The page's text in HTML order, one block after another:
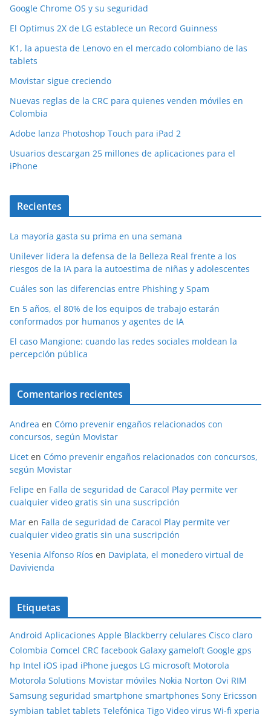
Google Chrome OS y su seguridad
El Optimus 2X de LG establece un Record Guinness
K1, la apuesta de Lenovo en el mercado colombiano de las
tablets
Movistar sigue creciendo
Nuevas reglas de la CRC para quienes venden móviles en
Colombia
Adobe lanza Photoshop Touch para iPad 2
Usuarios descargan 25 millones de aplicaciones para el
iPhone
Recientes
La mayoría gasta su prima en una semana
Unilever lidera la defensa de la Belleza Real frente a los
riesgos de la IA para la autoestima de niñas y adolescentes
Cuáles son las diferencias entre Phishing y Spam
En 5 años, el 80% de los equipos de trabajo estarán
conformados por humanos y agentes de IA
El caso Mangione: cuando las redes sociales moldean la
percepción pública
Comentarios recientes
Andrea en Cómo prevenir engaños relacionados con
concursos, según Movistar
Licet en Cómo prevenir engaños relacionados con concursos,
según Movistar
Felipe en Falla de seguridad de Caracol Play permite ver
cualquier video gratis sin una suscripción
Mar en Falla de seguridad de Caracol Play permite ver
cualquier video gratis sin una suscripción
Yesenia Alfonso Ríos en Daviplata, el monedero virtual de
Davivienda
Etiquetas
Android Aplicaciones Apple Blackberry celulares Cisco claro
Colombia Comcel CRC facebook Galaxy gameloft Google gps
hp Intel iOS ipad iPhone juegos LG microsoft Motorola
Motorola Solutions Movistar móviles Nokia Norton Ovi RIM
Samsung seguridad smartphone smartphones Sony Ericsson
symbian tablet tablets Telefónica Tigo Video virus Wi-fi xperia